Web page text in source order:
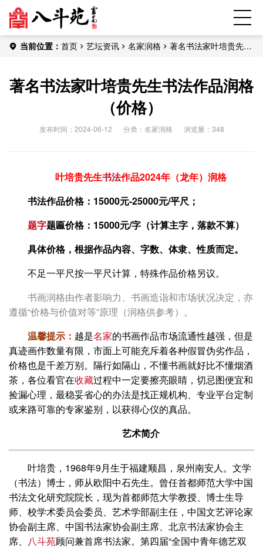
当前位置： 首页 艺坛资讯 名家润格
著名书法家叶培贵先生
著名书法家叶培贵先生书法作品润格
（价格）
发布时间：2024-06-12 分类： 名家润格 浏览量：348
叶培贵先生书法作品2024年（龙年）润格
书法作品价格：15000元-25000元/平尺；
题字题匾价格：15000元/字（计算主字，落款不算）
具体价格，根据作品内容、字数、体隶、性质而定。
不足一平尺按一平尺计算，特殊作品价格另议。
书画润格由作者影响力、书画造诣和市场状况决定，亦
遵循“价格与价值对等”原理（润格供参考）。
温馨提示： 越是名家的书画作品市场流通性越强，但是
真迹画作数量有限，市面上可能充斥着各种假冒伪劣作品，
价格也是千差万别。隔行如隔山，不懂书画就好比不懂烟酒
茶，各位看官在收藏过程中一定要擦亮眼睛，切忌图便宜和
捡漏心理，最稳妥省心的办法是找正规机构、专业平台定制
或来路可靠的专家鉴别，以获得心仪的真品。
艺术简介
叶培贵，1968年9月生于福建顺昌，泉州南安人。文学
（书法）博士，师从欧阳中石先生。曾任首都师范大学中国
书法文化研究院院长，现为首都师范大学教授、博士生导
师、校学术委员会委员、艺术学部副主任，中国文艺评论家
协会副主席、中国书法家协会副主席、北京书法家协会主
席、 八斗苑顾问兼首席书法家。第四届“全国中青年德艺双